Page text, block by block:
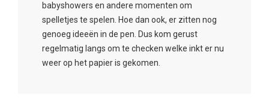
babyshowers en andere momenten om
spelletjes te spelen. Hoe dan ook, er zitten nog
genoeg ideeën in de pen. Dus kom gerust
regelmatig langs om te checken welke inkt er nu
weer op het papier is gekomen.